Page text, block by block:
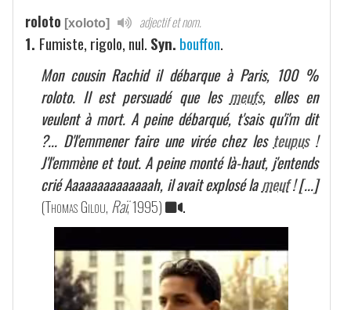
roloto [xoloto] adjectif et nom.
1. Fumiste, rigolo, nul. Syn. bouffon.
Mon cousin Rachid il débarque à Paris, 100 %
roloto. Il est persuadé que les meufs, elles en
veulent à mort. A peine débarqué, t'sais qu'i'm dit
?... D'l'emmener faire une virée chez les teupus!
J'l'emmène et tout. A peine monté là-haut, j'entends
crié Aaaaaaaaaaaaaah, il avait explosé lameuf! [...]
(Thomas Gilou, Raï, 1995) .